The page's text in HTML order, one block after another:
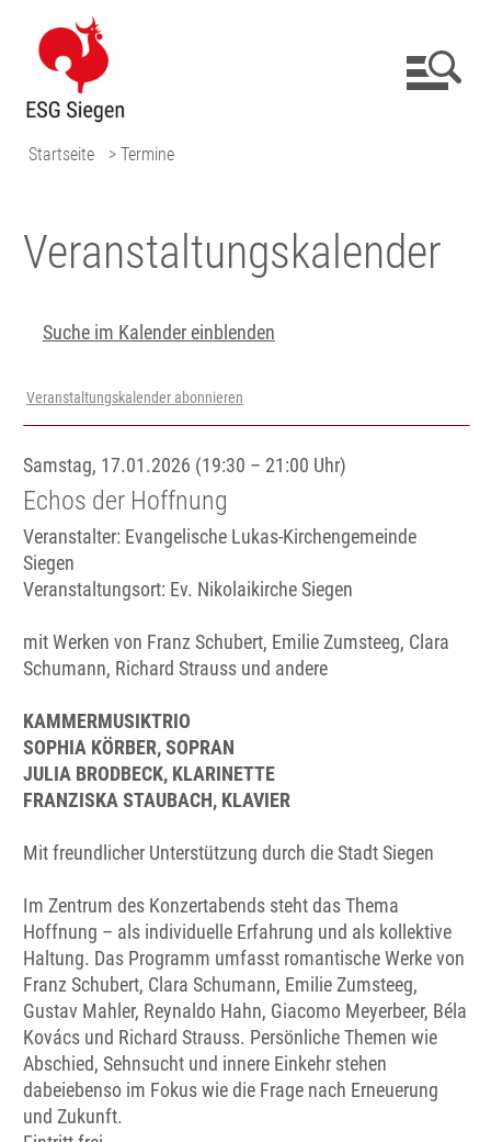
Startseite > Termine
Veranstaltungs­kalender
Suche im Kalender einblenden
Veranstaltungskalender abonnieren
Samstag, 17.01.2026 (19:30 – 21:00 Uhr)
Echos der Hoffnung
Veranstalter: Evangelische Lukas-Kirchengemeinde
Siegen
Veranstaltungsort: Ev. Nikolaikirche Siegen
mit Werken von Franz Schubert, Emilie Zumsteeg, Clara
Schumann, Richard Strauss und andere
KAMMERMUSIKTRIO
SOPHIA KÖRBER, SOPRAN
JULIA BRODBECK, KLARINETTE
FRANZISKA STAUBACH, KLAVIER
Mit freundlicher Unterstützung durch die Stadt Siegen
Im Zentrum des Konzertabends steht das Thema
Hoffnung – als individuelle Erfahrung und als kollektive
Haltung. Das Programm umfasst romantische Werke von
Franz Schubert, Clara Schumann, Emilie Zumsteeg,
Gustav Mahler, Reynaldo Hahn, Giacomo Meyerbeer, Béla
Kovács und Richard Strauss. Persönliche Themen wie
Abschied, Sehnsucht und innere Einkehr stehen
dabeiebenso im Fokus wie die Frage nach Erneuerung
und Zukunft.